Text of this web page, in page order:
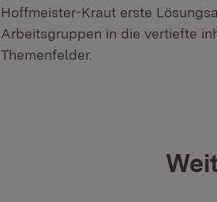
Hoffmeister-Kraut erste
Arbeitsgruppen in die vertiefte
Themenfelder.